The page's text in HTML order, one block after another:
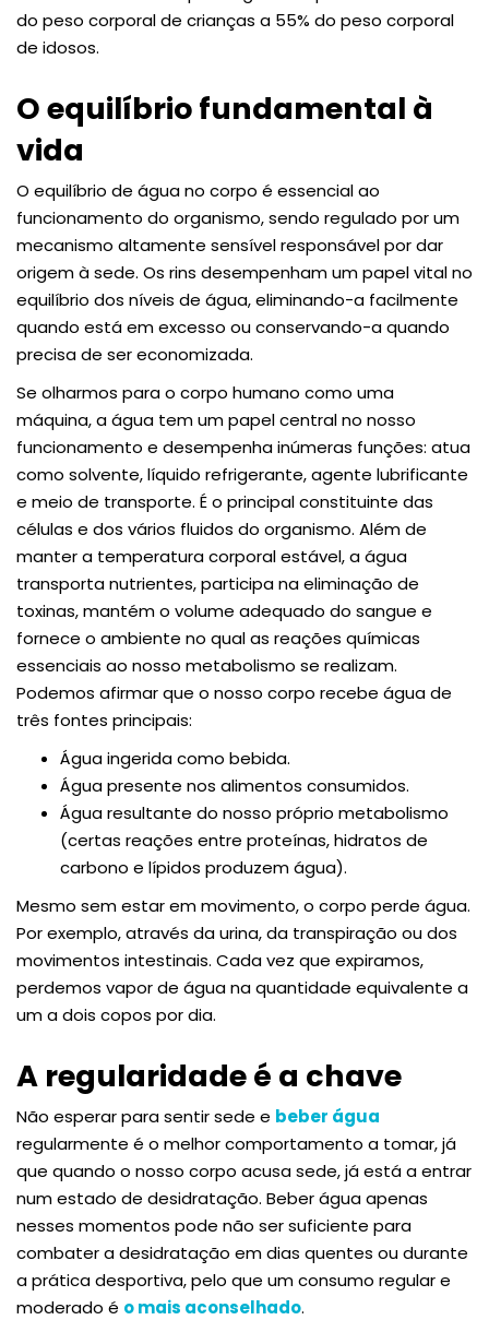
do peso corporal de crianças a 55% do peso corporal
de idosos.
O equilíbrio fundamental à
vida
O equilíbrio de água no corpo é essencial ao
funcionamento do organismo, sendo regulado por um
mecanismo altamente sensível responsável por dar
origem à sede. Os rins desempenham um papel vital no
equilíbrio dos níveis de água, eliminando-a facilmente
quando está em excesso ou conservando-a quando
precisa de ser economizada.
Se olharmos para o corpo humano como uma
máquina, a água tem um papel central no nosso
funcionamento e desempenha inúmeras funções: atua
como solvente, líquido refrigerante, agente lubrificante
e meio de transporte. É o principal constituinte das
células e dos vários fluidos do organismo. Além de
manter a temperatura corporal estável, a água
transporta nutrientes, participa na eliminação de
toxinas, mantém o volume adequado do sangue e
fornece o ambiente no qual as reações químicas
essenciais ao nosso metabolismo se realizam.
Podemos afirmar que o nosso corpo recebe água de
três fontes principais:
Água ingerida como bebida.
Água presente nos alimentos consumidos.
Água resultante do nosso próprio metabolismo
(certas reações entre proteínas, hidratos de
carbono e lípidos produzem água).
Mesmo sem estar em movimento, o corpo perde água.
Por exemplo, através da urina, da transpiração ou dos
movimentos intestinais. Cada vez que expiramos,
perdemos vapor de água na quantidade equivalente a
um a dois copos por dia.
A regularidade é a chave
Não esperar para sentir sede e beber água
regularmente é o melhor comportamento a tomar, já
que quando o nosso corpo acusa sede, já está a entrar
num estado de desidratação. Beber água apenas
nesses momentos pode não ser suficiente para
combater a desidratação em dias quentes ou durante
a prática desportiva, pelo que um consumo regular e
moderado é o mais aconselhado.